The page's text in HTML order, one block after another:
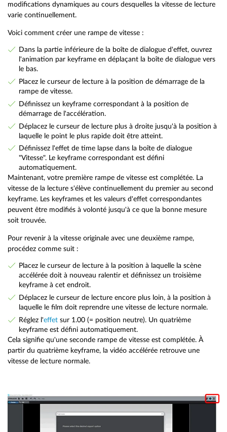
modifications dynamiques au cours desquelles la vitesse de lecture
varie continuellement.
Voici comment créer une rampe de vitesse :
Dans la partie inférieure de la boîte de dialogue d'effet, ouvrez
l'animation par keyframe en déplaçant la boîte de dialogue vers
le bas.
Placez le curseur de lecture à la position de démarrage de la
rampe de vitesse.
Définissez un keyframe correspondant à la position de
démarrage de l'accélération.
Déplacez le curseur de lecture plus à droite jusqu'à la position à
laquelle le point le plus rapide doit être atteint.
Définissez l'effet de time lapse dans la boîte de dialogue
"Vitesse". Le keyframe correspondant est défini
automatiquement.
Maintenant, votre première rampe de vitesse est complétée. La
vitesse de la lecture s'élève continuellement du premier au second
keyframe. Les keyframes et les valeurs d'effet correspondantes
peuvent être modifiés à volonté jusqu'à ce que la bonne mesure
soit trouvée.
Pour revenir à la vitesse originale avec une deuxième rampe,
procédez comme suit :
Placez le curseur de lecture à la position à laquelle la scène
accélérée doit à nouveau ralentir et définissez un troisième
keyframe à cet endroit.
Déplacez le curseur de lecture encore plus loin, à la position à
laquelle le film doit reprendre une vitesse de lecture normale.
Réglez l'effetsur 1.00 (= position neutre). Un quatrième
keyframe est défini automatiquement.
Cela signifie qu'une seconde rampe de vitesse est complétée. À
partir du quatrième keyframe, la vidéo accélérée retrouve une
vitesse de lecture normale.